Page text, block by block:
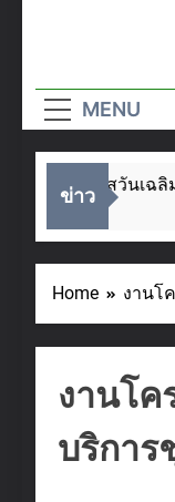
MENU
ข่าว
ในโอกาสวันเฉลิมพ
Home งานโ
งานโค
บริกา